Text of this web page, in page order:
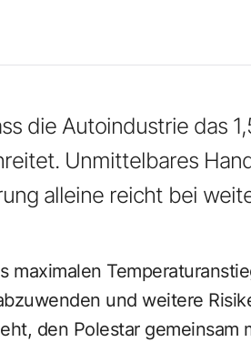
die Autoindustrie das
Unmittelbares
alleine reicht bei
maximalen
und weitere
den Polestar gemeinsam